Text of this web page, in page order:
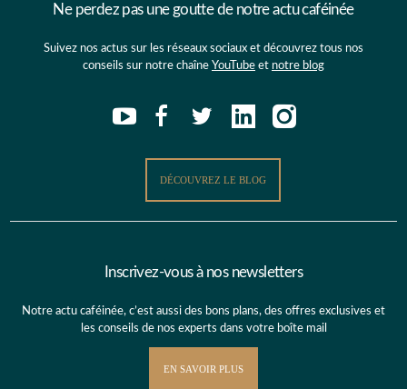
Ne perdez pas une goutte de notre actu caféinée
Suivez nos actus sur les réseaux sociaux et découvrez tous nos
conseils sur notre chaîne YouTube et notre blog
DÉCOUVREZ LE BLOG
Inscrivez-vous à nos newsletters
Notre actu caféinée, c’est aussi des bons plans, des offres exclusives et
les conseils de nos experts dans votre boîte mail
EN SAVOIR PLUS